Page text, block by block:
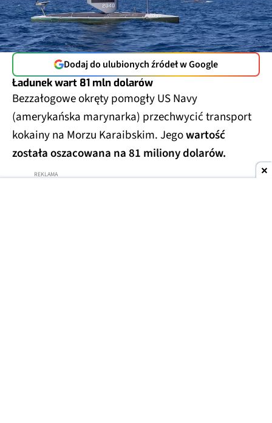
Dodaj do ulubionych źródeł w Google
Ładunek wart 81 mln dolarów
Bezzałogowe okręty pomogły US Navy
(amerykańska marynarka) przechwycić transport
kokainy na Morzu Karaibskim. Jegowartość
została oszacowana na 81 miliony dolarów.